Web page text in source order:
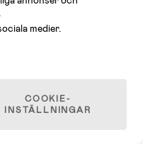
BeSafe Beyond² Bilbarnstol,
Meadow Green Soft Breeze
medier.
COOKIE-
INSTÄLLNINGAR